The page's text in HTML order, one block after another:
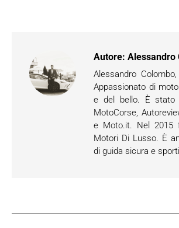
Autore: Alessandro
Alessandro
Appassionato di
e del bello. È stato
MotoCorse,
e Moto.it. Nel 2015
Motori Di Lusso. È
di guida sicura e